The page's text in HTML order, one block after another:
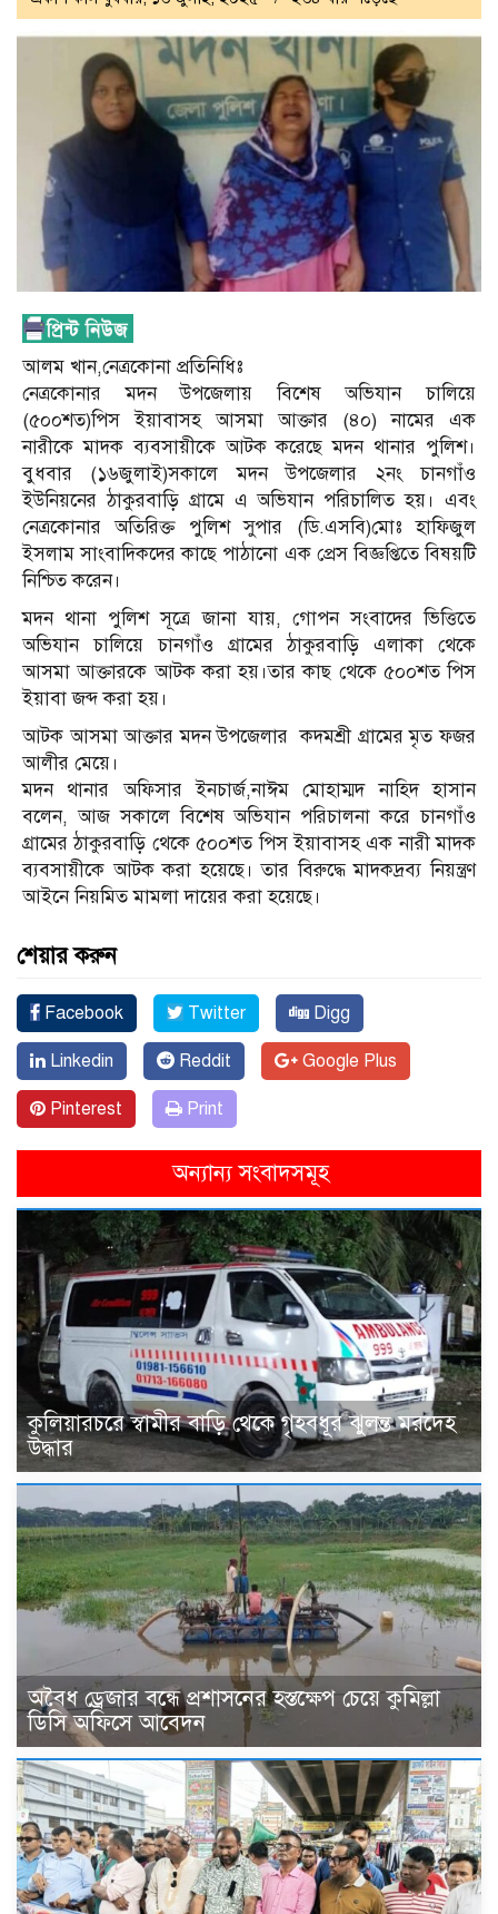
আলম খান,নেত্রকোনা প্রতিনিধিঃ
নেত্রকোনার মদন উপজেলায় বিশেষ অভিযান চালিয়ে
(৫০০শত)পিস ইয়াবাসহ আসমা আক্তার (৪০) নামের এক
নারীকে মাদক ব্যবসায়ীকে আটক করেছে মদন থানার পুলিশ।
বুধবার (১৬জুলাই)সকালে মদন উপজেলার ২নং চানগাঁও
ইউনিয়নের ঠাকুরবাড়ি গ্রামে এ অভিযান পরিচালিত হয়। এবং
নেত্রকোনার অতিরিক্ত পুলিশ সুপার (ডি.এসবি)মোঃ হাফিজুল
ইসলাম সাংবাদিকদের কাছে পাঠানো এক প্রেস বিজ্ঞপ্তিতে বিষয়টি
নিশ্চিত করেন।
মদন থানা পুলিশ সূত্রে জানা যায়, গোপন সংবাদের ভিত্তিতে
অভিযান চালিয়ে চানগাঁও গ্রামের ঠাকুরবাড়ি এলাকা থেকে
আসমা আক্তারকে আটক করা হয়।তার কাছ থেকে ৫০০শত পিস
ইয়াবা জব্দ করা হয়।
আটক আসমা আক্তার মদন উপজেলার কদমশ্রী গ্রামের মৃত ফজর
আলীর মেয়ে।
মদন থানার অফিসার ইনচার্জ,নাঈম মোহাম্মদ নাহিদ হাসান
বলেন, আজ সকালে বিশেষ অভিযান পরিচালনা করে চানগাঁও
গ্রামের ঠাকুরবাড়ি থেকে ৫০০শত পিস ইয়াবাসহ এক নারী মাদক
ব্যবসায়ীকে আটক করা হয়েছে। তার বিরুদ্ধে মাদকদ্রব্য নিয়ন্ত্রণ
আইনে নিয়মিত মামলা দায়ের করা হয়েছে।
শেয়ার করুন
Facebook Twitter Digg
Linkedin Reddit Google Plus
Pinterest Print
অন্যান্য সংবাদসমূহ
কুলিয়ারচরে স্বামীর বাড়ি থেকে গৃহবধূর ঝুলন্ত মরদেহ
উদ্ধার
অবৈধ ড্রেজার বন্ধে প্রশাসনের হস্তক্ষেপ চেয়ে কুমিল্লা
ডিসি অফিসে আবেদন